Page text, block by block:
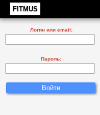
FITMUS
Логин или email:
Пароль: